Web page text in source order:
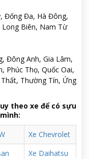
Đống Đa, Hà Đông,
Long Biên, Nam Từ
Đông Anh, Gia Lâm,
Phúc Thọ, Quốc Oai,
Thường Tín, Ứng
theo xe để có sựu
Xe Chevrolet
Xe Daihatsu